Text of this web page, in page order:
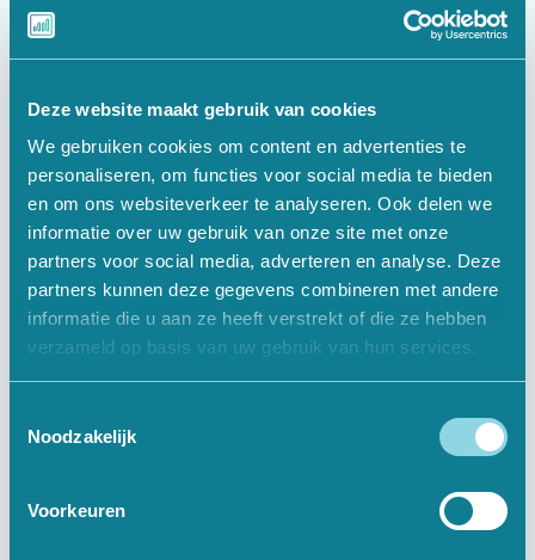
Deze website maakt gebruik van cookies
We gebruiken cookies om content en advertenties te
personaliseren, om functies voor social media te bieden
en om ons websiteverkeer te analyseren. Ook delen we
informatie over uw gebruik van onze site met onze
partners voor social media, adverteren en analyse. Deze
partners kunnen deze gegevens combineren met andere
informatie die u aan ze heeft verstrekt of die ze hebben
verzameld op basis van uw gebruik van hun services.
Noodzakelijk
Voorkeuren
Informatief
Over Ons
Offerte Aanvragen
Vacatures
Contact
Digitale Oplossingen